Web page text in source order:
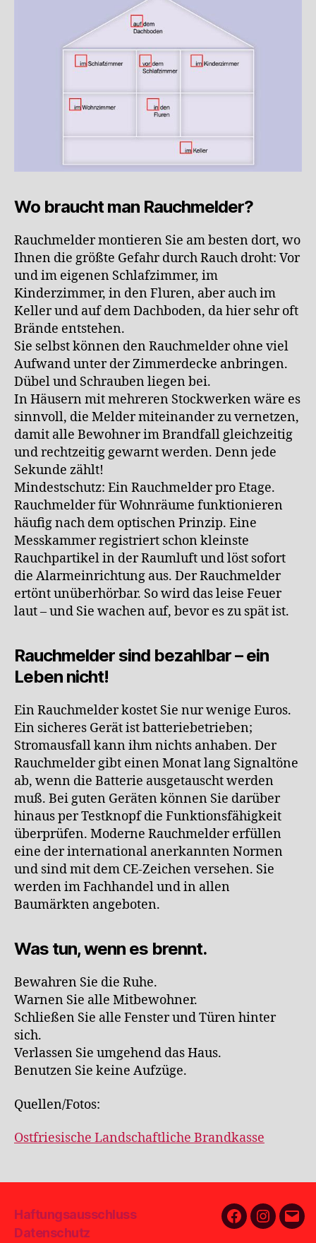
Wo braucht man Rauchmelder?
Rauchmelder montieren Sie am besten dort, wo
Ihnen die größte Gefahr durch Rauch droht: Vor
und im eigenen Schlafzimmer, im
Kinderzimmer, in den Fluren, aber auch im
Keller und auf dem Dachboden, da hier sehr oft
Brände entstehen.
Sie selbst können den Rauchmelder ohne viel
Aufwand unter der Zimmerdecke anbringen.
Dübel und Schrauben liegen bei.
In Häusern mit mehreren Stockwerken wäre es
sinnvoll, die Melder miteinander zu vernetzen,
damit alle Bewohner im Brandfall gleichzeitig
und rechtzeitig gewarnt werden. Denn jede
Sekunde zählt!
Mindestschutz: Ein Rauchmelder pro Etage.
Rauchmelder für Wohnräume funktionieren
häufig nach dem optischen Prinzip. Eine
Messkammer registriert schon kleinste
Rauchpartikel in der Raumluft und löst sofort
die Alarmeinrichtung aus. Der Rauchmelder
ertönt unüberhörbar. So wird das leise Feuer
laut – und Sie wachen auf, bevor es zu spät ist.
Rauchmelder sind bezahlbar – ein
Leben nicht!
Ein Rauchmelder kostet Sie nur wenige Euros.
Ein sicheres Gerät ist batteriebetrieben;
Stromausfall kann ihm nichts anhaben. Der
Rauchmelder gibt einen Monat lang Signaltöne
ab, wenn die Batterie ausgetauscht werden
muß. Bei guten Geräten können Sie darüber
hinaus per Testknopf die Funktionsfähigkeit
überprüfen. Moderne Rauchmelder erfüllen
eine der international anerkannten Normen
und sind mit dem CE-Zeichen versehen. Sie
werden im Fachhandel und in allen
Baumärkten angeboten.
Was tun, wenn es brennt.
Bewahren Sie die Ruhe.
Warnen Sie alle Mitbewohner.
Schließen Sie alle Fenster und Türen hinter
sich.
Verlassen Sie umgehend das Haus.
Benutzen Sie keine Aufzüge.
Quellen/Fotos:
Ostfriesische Landschaftliche Brandkasse
Haftungsausschluss
Datenschutz
FacebookE-